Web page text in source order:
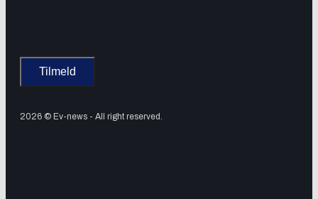
2026 © Ev-news - All right reserved.